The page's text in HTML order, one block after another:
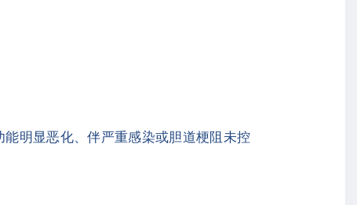
明显恶化、伴严重感染或胆道梗阻未控